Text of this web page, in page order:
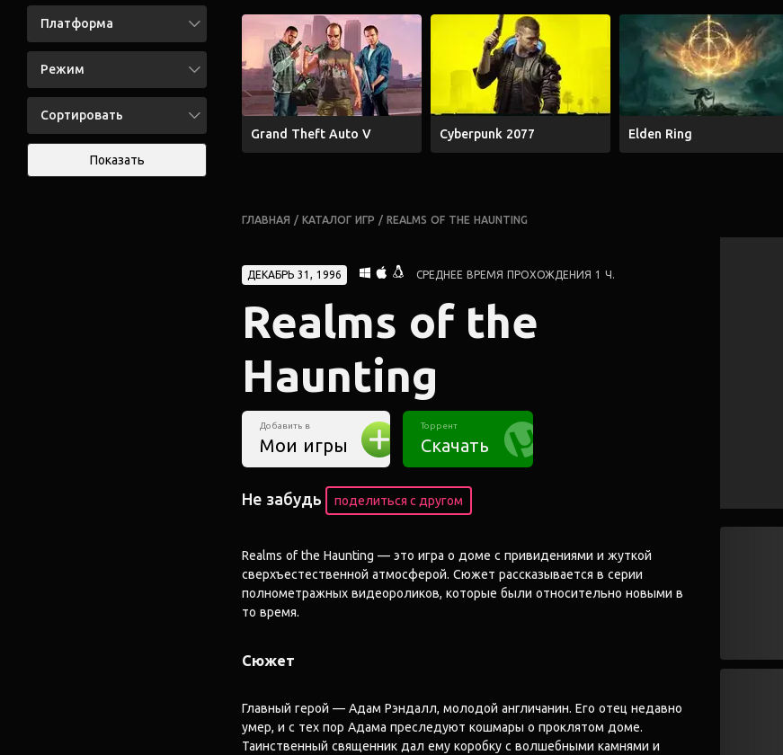
Платформа
Режим
Сортировать
Показать
Grand Theft Auto V Cyberpunk 2077 Elden Ring
ГЛАВНАЯ / КАТАЛОГ ИГР / REALMS OF THE HAUNTING
ДЕКАБРЬ 31, 1996 СРЕДНЕЕ ВРЕМЯ ПРОХОЖДЕНИЯ 1 Ч.
Realms of the
Haunting
Добавить в
Мои игры
Торрент
Скачать
Не забудь поделиться с другом
Realms of the Haunting — это игра о доме с привидениями и жуткой
сверхъестественной атмосферой. Сюжет рассказывается в серии
полнометражных видеороликов, которые были относительно новыми в
то время.
Сюжет
Главный герой — Адам Рэндалл, молодой англичанин. Его отец недавно
умер, и с тех пор Адама преследуют кошмары о проклятом доме.
Таинственный священник дал ему коробку с волшебными камнями и